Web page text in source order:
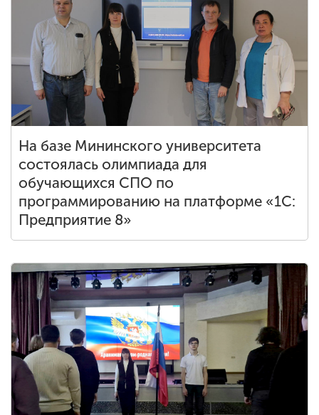
На базе Мининского университета
состоялась олимпиада для
обучающихся СПО по
программированию на платформе «1С:
Предприятие 8»